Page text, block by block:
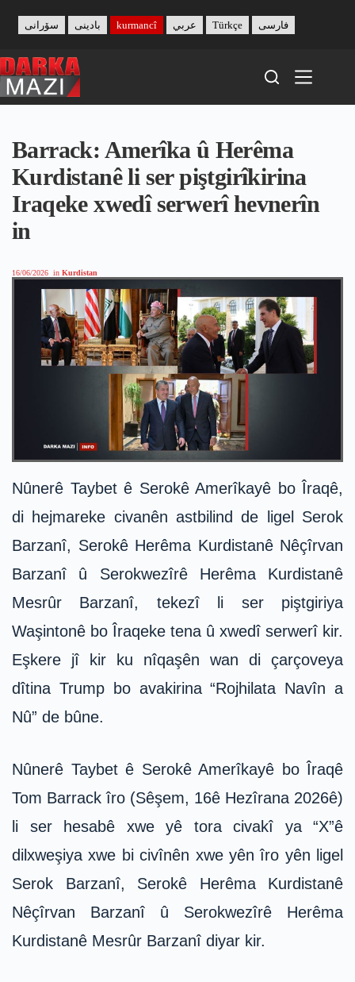
content
بادینی سۆرانی kurmancî عربي Türkçe فارسی
Barrack: Amerîka û Herêma
Kurdistanê li ser piştgirîkirina
Iraqeke xwedî serwerî hevnerîn
in
16/06/2026 in Kurdistan
Nûnerê Taybet ê Serokê Amerîkayê bo Îraqê,
di hejmareke civanên astbilind de ligel Serok
Barzanî, Serokê Herêma Kurdistanê Nêçîrvan
Barzanî û Serokwezîrê Herêma Kurdistanê
Mesrûr Barzanî, tekezî li ser piştgiriya
Waşintonê bo Îraqeke tena û xwedî serwerî kir.
Eşkere jî kir ku nîqaşên wan di çarçoveya
dîtina Trump bo avakirina “Rojhilata Navîn a
Nû” de bûne.
Nûnerê Taybet ê Serokê Amerîkayê bo Îraqê
Tom Barrack îro (Sêşem, 16ê Hezîrana 2026ê)
li ser hesabê xwe yê tora civakî ya “X”ê
dilxweşiya xwe bi civînên xwe yên îro yên ligel
Serok Barzanî, Serokê Herêma Kurdistanê
Nêçîrvan Barzanî û Serokwezîrê Herêma
Kurdistanê Mesrûr Barzanî diyar kir.